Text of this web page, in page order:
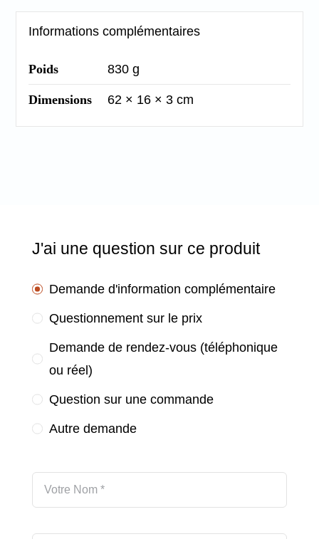
Informations complémentaires
Poids 830 g
Dimensions 62 × 16 × 3 cm
J'ai une question sur ce produit
Demande d'information complémentaire
Questionnement sur le prix
Demande de rendez-vous (téléphonique
ou réel)
Question sur une commande
Autre demande